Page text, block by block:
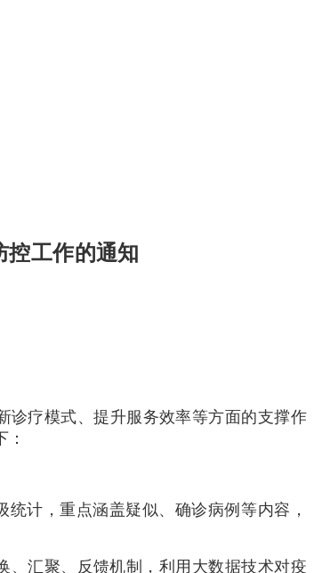
控工作的通知
诊疗模式、提升服务效率等方面的支撑作
计，重点涵盖疑似、确诊病例等内容，
、汇聚、反馈机制，利用大数据技术对疫